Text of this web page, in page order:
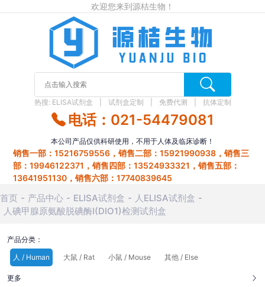
欢迎您来到源桔生物！
热搜: ELISA试剂盒 试剂盒定制 免费代测 抗体定制
电话：021-54479081
本公司产品仅供科研使用，不用于人体及临床诊断！
销售一部：15216759556，销售二部：15921990938，销售三
部：19946122371，销售四部：13524933321，销售五部：
13641951130，销售六部：17740839645
首页 产品中心 ELISA试剂盒
人ELISA试剂盒
人碘甲腺原氨酸脱碘酶Ⅰ(DIO1)检测试剂盒
产品分类：
人 / Human
大鼠 / Rat 小鼠 / Mouse 其他 / Else
更多